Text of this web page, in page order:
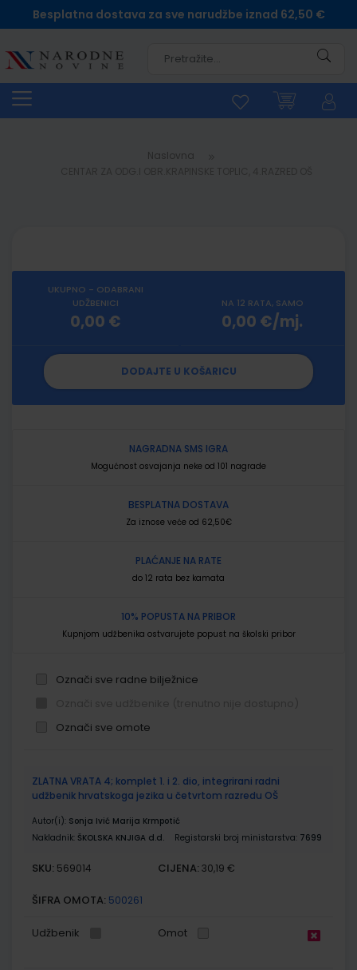
Besplatna dostava za sve narudžbe iznad 62,50 €
Naslovna
UKUPNO - ODABRANI
UDŽBENICI
0,00 €
NA 12 RATA, SAMO
0,00 €/mj.
DODAJTE U KOŠARICU
NAGRADNA SMS IGRA
Mogućnost osvajanja neke od 101 nagrade
BESPLATNA DOSTAVA
Za iznose veće od 62,50€
PLAĆANJE NA RATE
do 12 rata bez kamata
10% POPUSTA NA PRIBOR
Kupnjom udžbenika ostvarujete popust na školski pribor
Označi sve radne bilježnice
Označi sve omote
proizvodi
ZLATNA VRATA 4; komplet 1. i 2. dio, integrirani radni
udžbenik hrvatskoga jezika u četvrtom razredu OŠ
Autor(i): Sonja Ivić Marija Krmpotić
Nakladnik: ŠKOLSKA KNJIGA d.d. Registarski broj ministarstva: 7699
SKU: 569014 CIJENA: 30,19 €
ŠIFRA OMOTA: 500261
Udžbenik Omot